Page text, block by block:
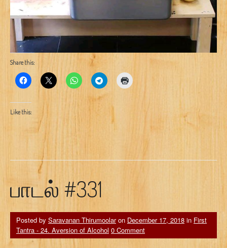
Share this:
Like this:
பாடல் #331
Posted by Saravanan Thirumoolaron December 17, 2018 in First
Tantra - 24. Aversion of Alcohol 0 Comment